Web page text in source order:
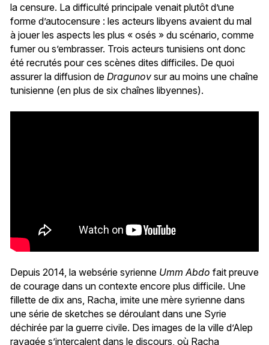
la censure. La difficulté principale venait plutôt d’une
forme d’autocensure : les acteurs libyens avaient du mal
à jouer les aspects les plus « osés » du scénario, comme
fumer ou s’embrasser. Trois acteurs tunisiens ont donc
été recrutés pour ces scènes dites difficiles. De quoi
assurer la diffusion de Dragunov sur au moins une chaîne
tunisienne (en plus de six chaînes libyennes).
Depuis 2014, la websérie syrienne Umm Abdo fait preuve
de courage dans un contexte encore plus difficile. Une
fillette de dix ans, Racha, imite une mère syrienne dans
une série de sketches se déroulant dans une Syrie
déchirée par la guerre civile. Des images de la ville d’Alep
ravagée s’intercalent dans le discours, où Racha